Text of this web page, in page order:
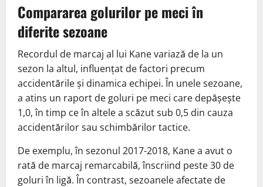
Compararea golurilor pe meci în
diferite sezoane
Recordul de marcaj al lui Kane variază de la un
sezon la altul, influențat de factori precum
accidentările și dinamica echipei. În unele sezoane,
a atins un raport de goluri pe meci care depășește
1,0, în timp ce în altele a scăzut sub 0,5 din cauza
accidentărilor sau schimbărilor tactice.
De exemplu, în sezonul 2017-2018, Kane a avut o
rată de marcaj remarcabilă, înscriind peste 30 de
goluri în ligă. În contrast, sezoanele afectate de